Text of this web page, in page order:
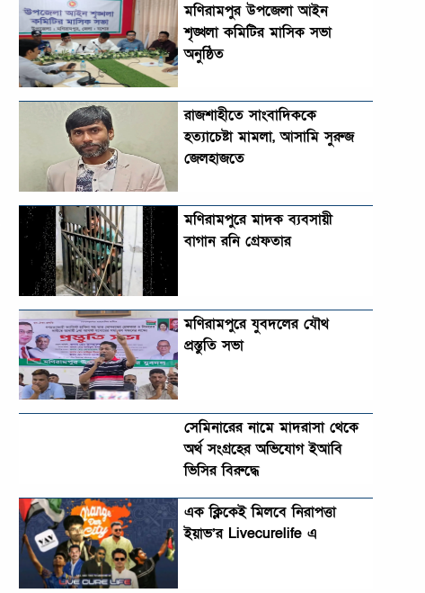
মণিরামপুর উপজেলা আইন
শৃঙ্খলা কমিটির মাসিক সভা
অনুষ্ঠিত‎‎
রাজশাহীতে সাংবাদিককে
হত্যাচেষ্টা মামলা, আসামি সুরুজ
জেলহাজতে
মণিরামপুরে মাদক ব্যবসায়ী
বাগান রনি গ্রেফতার
মণিরামপুরে যুবদলের যৌথ
প্রস্তুতি সভা
সেমিনারের নামে মাদরাসা থেকে
অর্থ সংগ্রহের অভিযোগ ইআবি
ভিসির বিরুদ্ধে
এক ক্লিকেই মিলবে নিরাপত্তা
ইয়াভ’র Livecurelife এ